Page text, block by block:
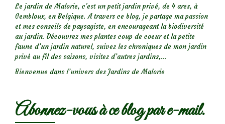
Le jardin de Malorie, c'est un petit jardin privé, de 4 ares, à
Gembloux, en Belgique. A travers ce blog, je partage ma passion
et mes conseils de paysagiste, en encourageant la biodiversité
au jardin. Découvrez mes plantes coup de coeur et la petite
faune d’un jardin naturel, suivez les chroniques de mon jardin
privé au fil des saisons, visitez d’autres jardins,...
Bienvenue dans l’univers des Jardins de Malorie
Abonnez-vous à ce blog par e-mail.